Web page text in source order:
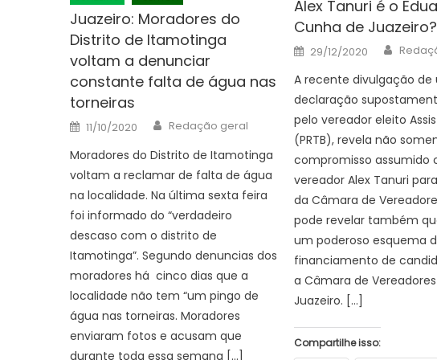
Juazeiro: Moradores do
Distrito de Itamotinga
voltam a denunciar
constante falta de água nas
torneiras
Posted
on
11/10/2020 Author
Redação geral
Moradores do Distrito de Itamotinga
voltam a reclamar de falta de água
na localidade. Na última sexta feira
foi informado do “verdadeiro
descaso com o distrito de
Itamotinga”. Segundo denuncias dos
moradores há cinco dias que a
localidade não tem “um pingo de
água nas torneiras. Moradores
enviaram fotos e acusam que
durante toda essa semana […]
Alex Tanuri é o
Cunha de Juazeiro?
Posted
on
29/12/2020 Author
A recente divulgação de
declaração
pelo vereador eleito
(PRTB), revela não
compromisso assumido
vereador Alex Tanuri
da Câmara de
pode revelar também
um poderoso esquema
financiamento de
a Câmara de
Juazeiro. […]
Compartilhe isso: